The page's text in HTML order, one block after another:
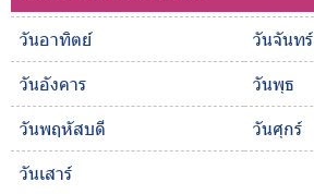
วันอาทิตย์
วันจันทร์
วันอังคาร
วันพุธ
วันพฤหัสบดี
วันศุกร์
วันเสาร์